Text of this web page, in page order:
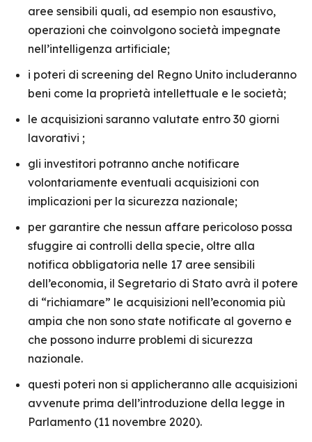
aree sensibili quali, ad esempio non esaustivo,
operazioni che coinvolgono società impegnate
nell’intelligenza artificiale;
i poteri di screening del Regno Unito includeranno
beni come la proprietà intellettuale e le società;
le acquisizioni saranno valutate entro 30 giorni
lavorativi ;
gli investitori potranno anche notificare
volontariamente eventuali acquisizioni con
implicazioni per la sicurezza nazionale;
per garantire che nessun affare pericoloso possa
sfuggire ai controlli della specie, oltre alla
notifica obbligatoria nelle 17 aree sensibili
dell’economia, il Segretario di Stato avrà il potere
di “richiamare” le acquisizioni nell’economia più
ampia che non sono state notificate al governo e
che possono indurre problemi di sicurezza
nazionale.
questi poteri non si applicheranno alle acquisizioni
avvenute prima dell’introduzione della legge in
Parlamento (11 novembre 2020).